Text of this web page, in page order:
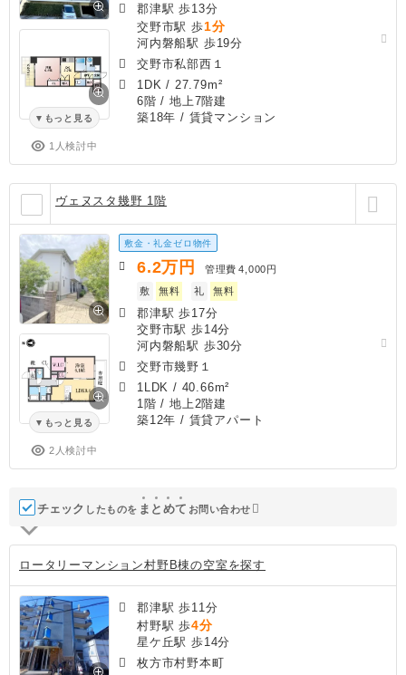
もっと見る
1人検討中
郡津駅 歩13分
交野市駅 歩1分
河内磐船駅 歩19分
交野市私部西１
1DK / 27.79m²
6階 / 地上7階建
築18年 / 賃貸マンション
ヴェヌスタ幾野 1階
もっと見る
2人検討中
敷金・礼金ゼロ物件
6.2万円 管理費 4,000円
敷
無料 礼 無料
郡津駅 歩17分
交野市駅 歩14分
河内磐船駅 歩30分
交野市幾野１
1LDK / 40.66m²
1階 / 地上2階建
築12年 / 賃貸アパート
チェック したものを ま と めて お問い合わせ
ロータリーマンション村野B棟の空室を探す
郡津駅 歩11分
村野駅 歩4分
星ケ丘駅 歩14分
枚方市村野本町